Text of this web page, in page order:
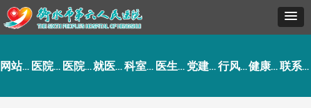
网站首页 医院概况 医院动态 就医指南 科室导航 医生介绍 党建工作 行风建设 健康园地 联系我们